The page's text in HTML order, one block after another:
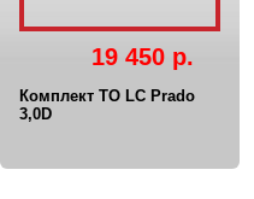
19 450 р.
Комплект ТО LC Prado
3,0D